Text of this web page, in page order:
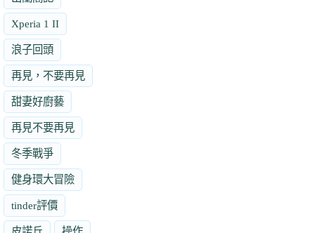
Xperia 1 II
浪子回頭
再見，不要再見
甜妻好廚藝
再見不要再見
冬季戰爭
健身環大冒險
tinder評價